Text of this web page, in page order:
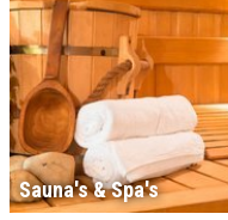
Sauna's & Spa's